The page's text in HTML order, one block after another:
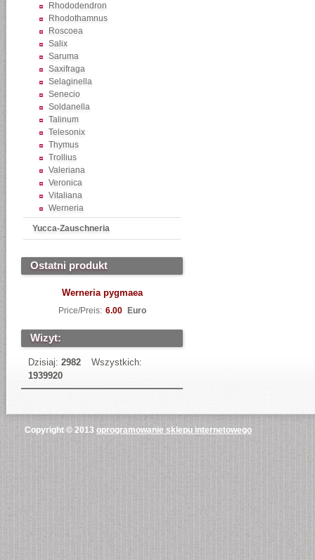
Rhododendron
Rhodothamnus
Roscoea
Salix
Saruma
Saxifraga
Selaginella
Senecio
Soldanella
Talinum
Telesonix
Thymus
Trollius
Valeriana
Veronica
Vitaliana
Werneria
Yucca-Zauschneria
Ostatni produkt
Werneria pygmaea
Price/Preis: 6.00 Euro
Wizyt:
Dzisiaj: 2982
Wszystkich:
1939920
Copyright © 2013 oprogramowanie sklepu internetowego